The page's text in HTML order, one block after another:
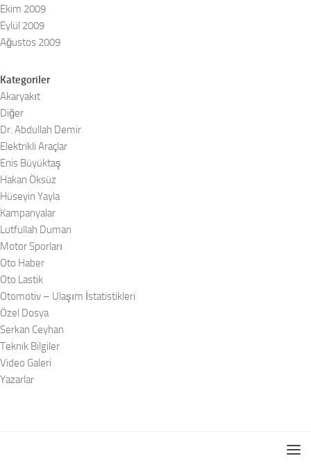
Ekim 2009
Eylül 2009
Ağustos 2009
Kategoriler
Akaryakıt
Diğer
Dr. Abdullah Demir
Elektrikli Araçlar
Enis Büyüktaş
Hakan Öksüz
Hüseyin Yayla
Kampanyalar
Lutfullah Duman
Motor Sporları
Oto Haber
Oto Lastik
Otomotiv – Ulaşım İstatistikleri
Özel Dosya
Serkan Ceyhan
Teknik Bilgiler
Video Galeri
Yazarlar